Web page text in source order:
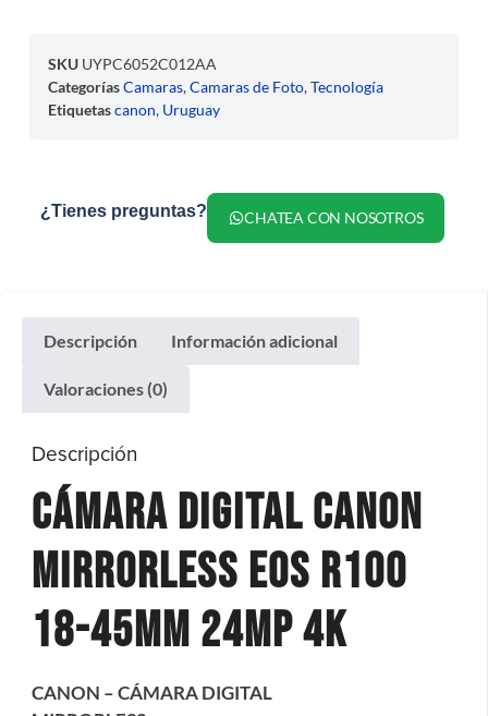
SKU UYPC6052C012AA
CategoríasCamaras,Camaras de Foto,Tecnología
Etiquetascanon, Uruguay
¿Tienes preguntas? CHATEA CON NOSOTROS
Descripción Información adicional
Valoraciones (0)
Descripción
Cámara Digital Canon
Mirrorless Eos R100
18-45mm 24mp 4k
CANON – CÁMARA DIGITAL